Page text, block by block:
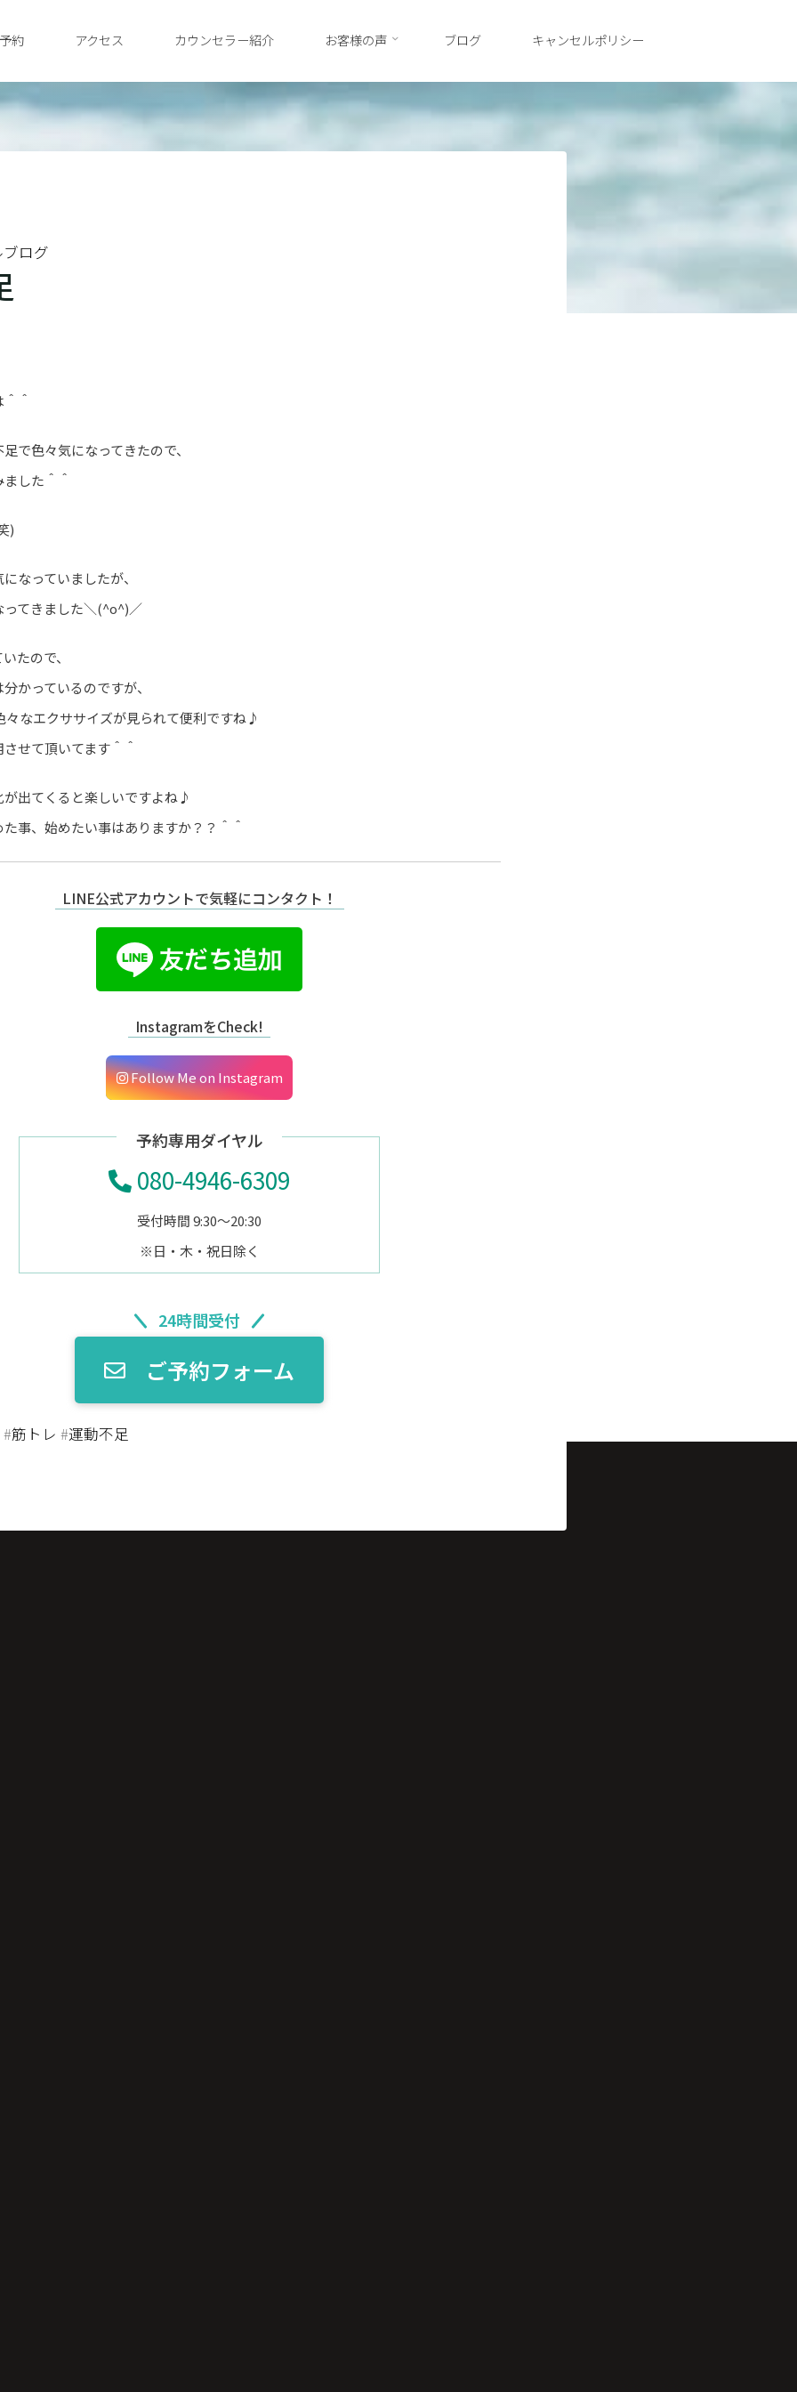
予約 アクセス カウンセラー紹介 お客様の声 ブログ キャンセルポリシー
ログ
＾
で色々気になってきたので、
した＾＾
)
なっていましたが、
ってきました＼(^o^)／
たので、
かっているのですが、
々なエクササイズが見られて便利ですね♪
せて頂いてます＾＾
が出てくると楽しいですよね♪
事、始めたい事はありますか？？＾＾
LINE公式アカウントで気軽にコンタクト！
InstagramをCheck!
Follow Me on Instagram
予約専用ダイヤル
080-4946-6309
受付時間 9:30～20:30
※日・木・祝日除く
24時間受付
ご予約フォーム
#筋トレ #運動不足